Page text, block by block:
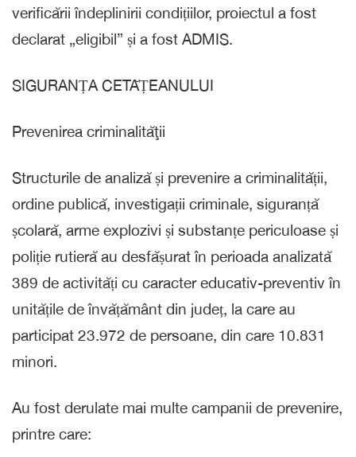
verificării îndeplinirii condițiilor, proiectul a fost
declarat „eligibil” și a fost ADMIS.
SIGURANȚA CETĂȚEANULUI
Prevenirea criminalităţii
Structurile de analiză și prevenire a criminalității,
ordine publică, investigații criminale, siguranță
școlară, arme explozivi și substanțe periculoase și
poliție rutieră au desfășurat în perioada analizată
389 de activități cu caracter educativ-preventiv în
unitățile de învățământ din județ, la care au
participat 23.972 de persoane, din care 10.831
minori.
Au fost derulate mai multe campanii de prevenire,
printre care: